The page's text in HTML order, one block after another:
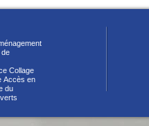
de
Collage
Accès en
du